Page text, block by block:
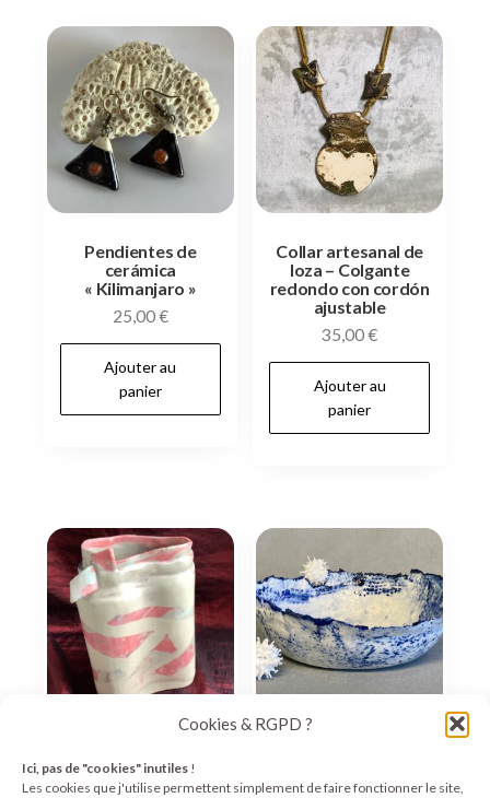
Cookies & RGPD ?
Ici, pas de "cookies" inutiles !
Les cookies que j'utilise permettent simplement de faire fonctionner le site,
Pendientes de
cerámica
« Kilimanjaro »
25,00€
Ajouter au
panier
Collar artesanal de
loza – Colgante
redondo con cordón
ajustable
35,00€
Ajouter au
panier
dans la masse pièce
unique